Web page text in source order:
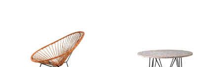
Outdoor-Leuchten
Akkuleuchten